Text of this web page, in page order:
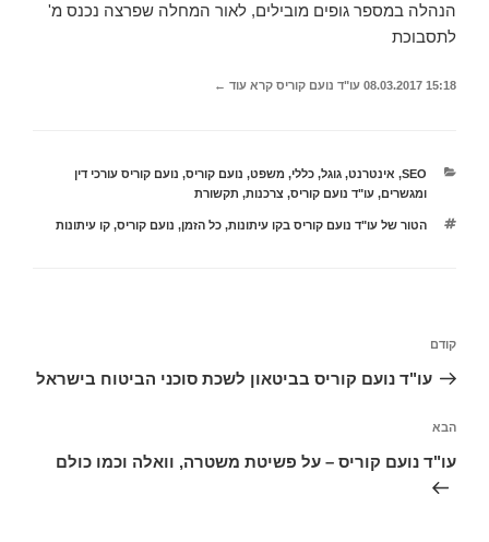
הנהלה במספר גופים מובילים, לאור המחלה שפרצה נכנס מ'
לתסבוכת
08.03.2017 15:18 עו"ד נועם קוריס קרא עוד ←
קטגוריות
SEO
, אינטרנט,גוגל,כללי, משפט, נועם קוריס, נועם קוריס עורכי דין
ומגשרים,עו"ד נועם קוריס,צרכנות, תקשורת
תגיות
הטור של עו"ד נועם קוריס בקו עיתונות,כל הזמן, נועם קוריס,קו עיתונות
הפוסט
הקודם
קודם
עו"ד נועם קוריס בביטאון לשכת סוכני הביטוח בישראל
הפוסט
הבא
הבא
עו"ד נועם קוריס – על פשיטת משטרה, וואלה וכמו כולם